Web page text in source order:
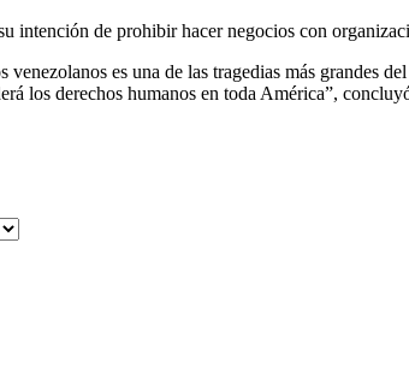
intención de prohibir hacer negocios con
venezolanos es una de las tragedias más
los derechos humanos en toda América”,